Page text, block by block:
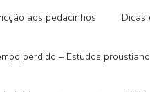
aos pedacinhos Dicas
perdido – Estudos